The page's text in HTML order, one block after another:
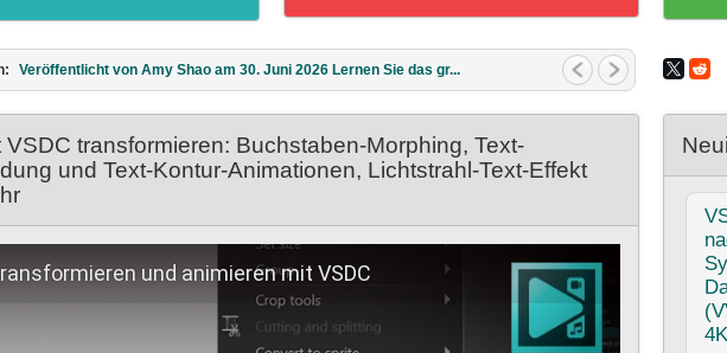
Veröffentlicht von Amy Shao am 11. März 2026 Was ist das bes...
VSDC transformieren: Buchstaben-Morphing, Text-
und Text-Kontur-Animationen, Lichtstrahl-Text-Effekt
und animieren mit VSDC